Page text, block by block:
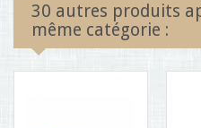
30 autres produits
même catégorie :